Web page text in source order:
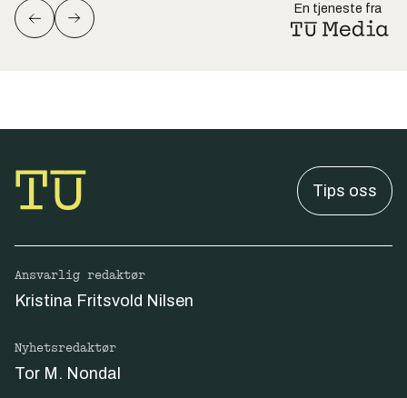
En tjeneste fra
Tips oss
Ansvarlig redaktør
Kristina Fritsvold Nilsen
Nyhetsredaktør
Tor M. Nondal